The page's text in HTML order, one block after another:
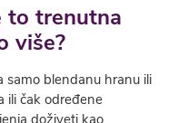
to trenutna
više?
samo blendanu hranu ili
ili čak određene